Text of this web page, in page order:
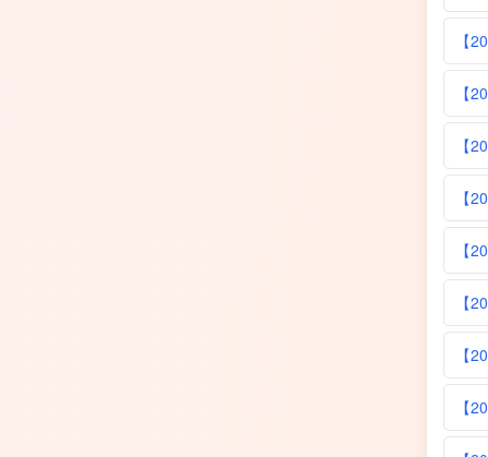
【
【
【
【
【
【
【
【